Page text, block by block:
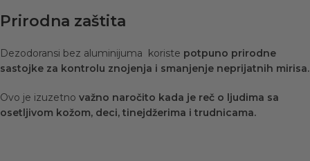
Prirodna zaštita
Dezodoransi bez aluminijuma koriste potpuno prirodne
sastojke za kontrolu znojenja i smanjenje neprijatnih mirisa.
Ovo je izuzetno važno naročito kada je reč o ljudima sa
osetljivom kožom, deci, tinejdžerima i trudnicama.